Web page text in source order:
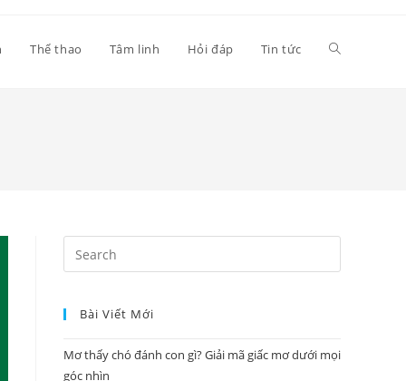
Thể thao Tâm linh Hỏi đáp Tin tức Toggle
Escape
search
Bài Viết Mới
Mơ thấy chó đánh con gì? Giải mã giấc mơ dưới mọi
góc nhìn